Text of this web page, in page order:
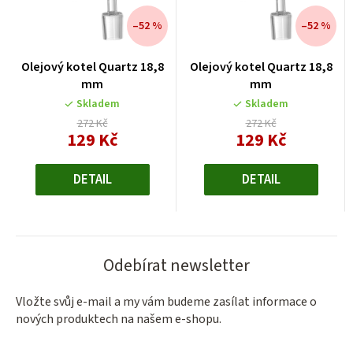
Olejový kotel Quartz 18,8
mm
Skladem
272 Kč
–52 %
129 KčMěrná
DETAIL
Olejový kotel Quartz 18,8
mm
Skladem
272 Kč
–52 %
129 KčMěrná
DETAIL
Odebírat newsletter
Vložte svůj e-mail a my vám budeme zasílat informace o
nových produktech na našem e-shopu.